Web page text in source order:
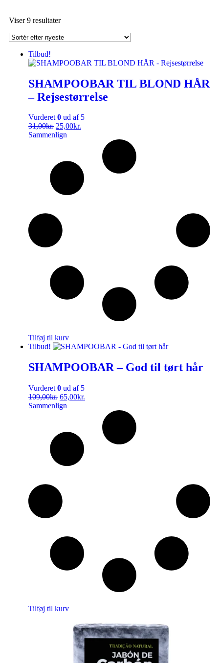
Viser 9 resultater
Tilbud!
SHAMPOOBAR TIL BLOND HÅR
– Rejsestørrelse
Vurderet0 ud af 5
31,00kr. 25,00kr.
Sammenlign
Tilføj til kurv
Tilbud!
SHAMPOOBAR – God til tørt hår
Vurderet 0 ud af 5
109,00kr. 65,00kr.
Sammenlign
Tilføj til kurv